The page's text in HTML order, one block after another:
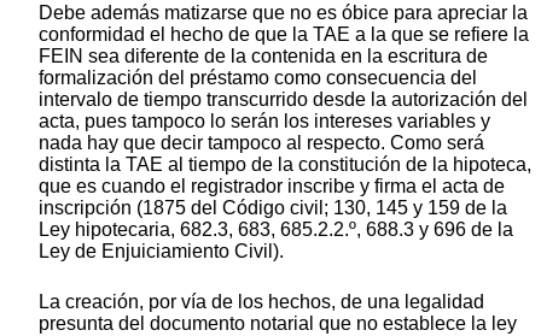
Debe además matizarse que no es óbice para apreciar la
conformidad el hecho de que la TAE a la que se refiere la
FEIN sea diferente de la contenida en la escritura de
formalización del préstamo como consecuencia del
intervalo de tiempo transcurrido desde la autorización del
acta, pues tampoco lo serán los intereses variables y
nada hay que decir tampoco al respecto. Como será
distinta la TAE al tiempo de la constitución de la hipoteca,
que es cuando el registrador inscribe y firma el acta de
inscripción (1875 del Código civil; 130, 145 y 159 de la
Ley hipotecaria, 682.3, 683, 685.2.2.º, 688.3 y 696 de la
Ley de Enjuiciamiento Civil).
La creación, por vía de los hechos, de una legalidad
presunta del documento notarial que no establece la ley